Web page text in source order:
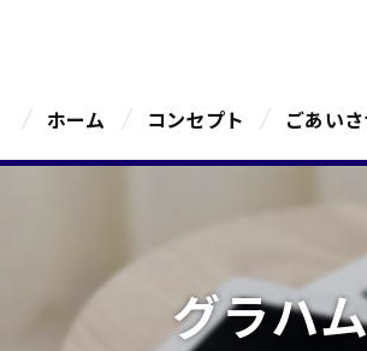
ホーム コンセプト ごあい
グラハ